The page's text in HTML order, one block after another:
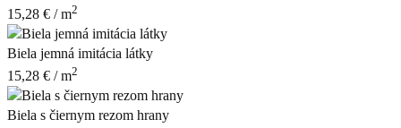
15,28 € / m2
Biela jemná imitácia látky
15,28 € / m2
Biela s čiernym rezom hrany